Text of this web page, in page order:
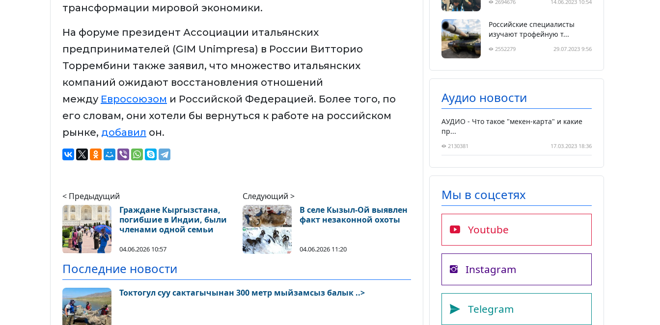
трансформации мировой экономики.
На форуме президент Ассоциации итальянских
предпринимателей (GIM Unimpresa) в России Витторио
Торрембини также заявил, что множество итальянских
компаний ожидают восстановления отношений
между Евросоюзом и Российской Федерацией. Более того, по
его словам, они хотели бы вернуться к работе на российском
рынке, добавил он.
< Предыдущий
Граждане Кыргызстана,
погибшие в Индии, были
членами одной семьи
04.06.2026 10:57
Следующий >
В селе Кызыл-Ой выявлен
факт незаконной охоты
04.06.2026 11:20
Последние новости
Токтогул суу сактагычынан 300 метр мыйзамсыз балык ..>
2694676 14.06.2023 10:54
Российские специалисты
изучают трофейную т...
2552279 29.07.2023 9:56
Аудио новости
АУДИО - Что такое "мекен-карта" и какие
пр...
2130381 17.03.2023 18:36
Мы в соцсетях
Youtube
Instagram
Telegram